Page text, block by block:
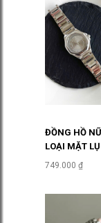
ĐỒNG HỒ
LOẠI MẶT
XÁM
749.000 ₫